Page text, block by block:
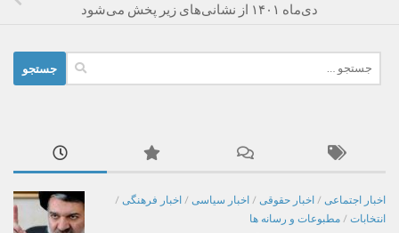
دی‌ماه ۱۴۰۱ از نشانی‌های زیر پخش می‌شود
برای:
اخبار اجتماعی / اخبار حقوقی / اخبار سیاسی / اخبار فرهنگی /
انتخابات / مطبوعات و رسانه ها